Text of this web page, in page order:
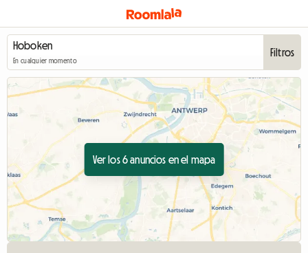
En cualquier momento
Filtros
Ver los 6 anuncios en el mapa